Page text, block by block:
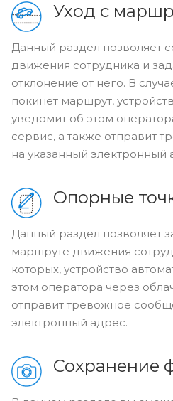
Уход с
Данный раздел позволяет
движения сотрудника и
отклонение от него. В
покинет маршрут,
уведомит об этом
сервис, а также отправит
на указанный электронный
Опорные
Данный раздел позволяет
маршруте движения
которых, устройство
этом оператора через
отправит тревожное
электронный адрес.
Сохранение